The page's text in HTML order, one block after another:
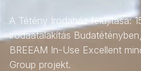
A Tétény Irodaház felújítása:
irodaátalakítás
BREEAM In-Use Excellent
Group projekt.